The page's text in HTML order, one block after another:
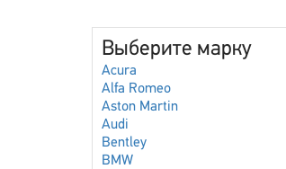
Выберите марку
Acura
Alfa Romeo
Aston Martin
Audi
Bentley
BMW